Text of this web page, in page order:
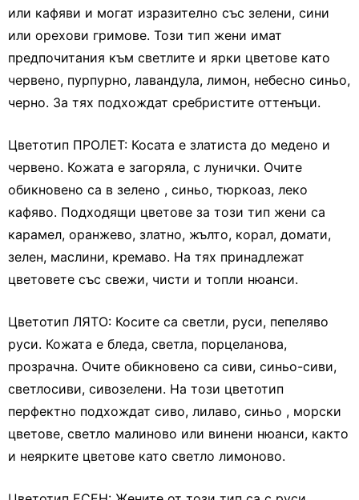
или кафяви и могат изразително със зелени, сини
или орехови гримове. Този тип жени имат
предпочитания към светлите и ярки цветове като
червено, пурпурно, лавандула, лимон, небесно синьо,
черно. За тях подхождат сребристите оттенъци.
Цветотип ПРОЛЕТ: Косата е златиста до медено и
червено. Кожата е загоряла, с лунички. Очите
обикновено са в зелено , синьо, тюркоаз, леко
кафяво. Подходящи цветове за този тип жени са
карамел, оранжево, златно, жълто, корал, домати,
зелен, маслини, кремаво. На тях принадлежат
цветовете със свежи, чисти и топли нюанси.
Цветотип ЛЯТО: Косите са светли, руси, пепеляво
руси. Кожата е бледа, светла, порцеланова,
прозрачна. Очите обикновено са сиви, синьо-сиви,
светлосиви, сивозелени. На този цветотип
перфектно подхождат сиво, лилаво, синьо , морски
цветове, светло малиново или винени нюанси, както
и неярките цветове като светло лимоново.